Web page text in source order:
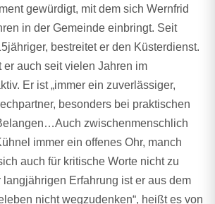
gewürdigt, mit dem sich Wernfrid
in der Gemeinde einbringt. Seit
bestreitet er den Küsterdienst.
er auch seit vielen Jahren im
Er ist „immer ein zuverlässiger,
besonders bei praktischen
zwischenmenschlich
immer ein offenes Ohr, manch
auch für kritische Worte nicht zu
Erfahrung ist er aus dem
nicht wegzudenken“, heißt es von